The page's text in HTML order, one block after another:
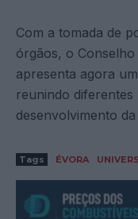
Com a tomada de
órgãos, o
apresenta agora
reunindo
desenvolvimento
Tags ÉVORA